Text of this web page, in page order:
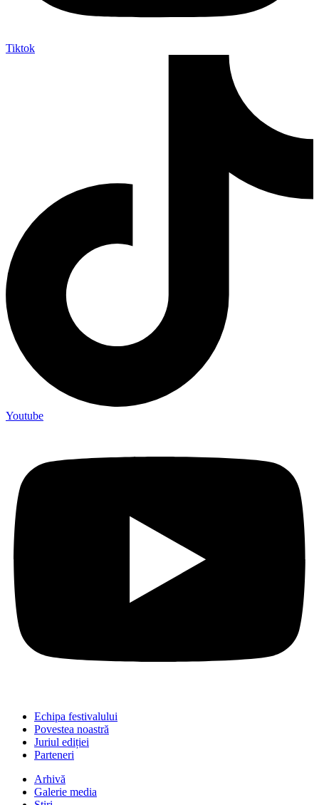
Tiktok
Youtube
Echipa festivalului
Povestea noastră
Juriul ediției
Parteneri
Arhivă
Galerie media